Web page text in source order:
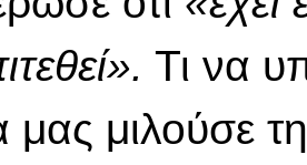
Τι να
μας μιλούσε